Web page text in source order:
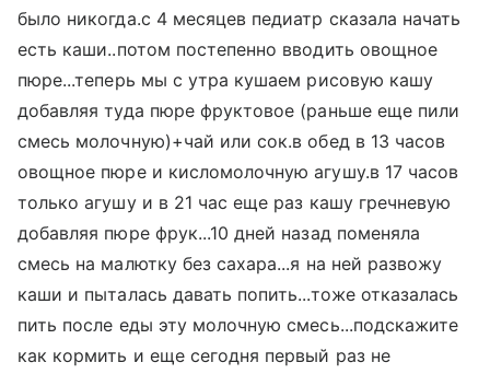
было никогда.с 4 месяцев педиатр сказала начать
есть каши..потом постепенно вводить овощное
пюре...теперь мы с утра кушаем рисовую кашу
добавляя туда пюре фруктовое (раньше еще пили
смесь молочную)+чай или сок.в обед в 13 часов
овощное пюре и кисломолочную агушу.в 17 часов
только агушу и в 21 час еще раз кашу гречневую
добавляя пюре фрук...10 дней назад поменяла
смесь на малютку без сахара...я на ней развожу
каши и пыталась давать попить...тоже отказалась
пить после еды эту молочную смесь...подскажите
как кормить и еще сегодня первый раз не